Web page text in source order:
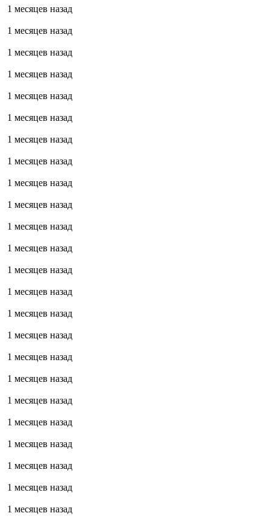
1 месяцев назад
1 месяцев назад
1 месяцев назад
1 месяцев назад
1 месяцев назад
1 месяцев назад
1 месяцев назад
1 месяцев назад
1 месяцев назад
1 месяцев назад
1 месяцев назад
1 месяцев назад
1 месяцев назад
1 месяцев назад
1 месяцев назад
1 месяцев назад
1 месяцев назад
1 месяцев назад
1 месяцев назад
1 месяцев назад
1 месяцев назад
1 месяцев назад
1 месяцев назад
1 месяцев назад